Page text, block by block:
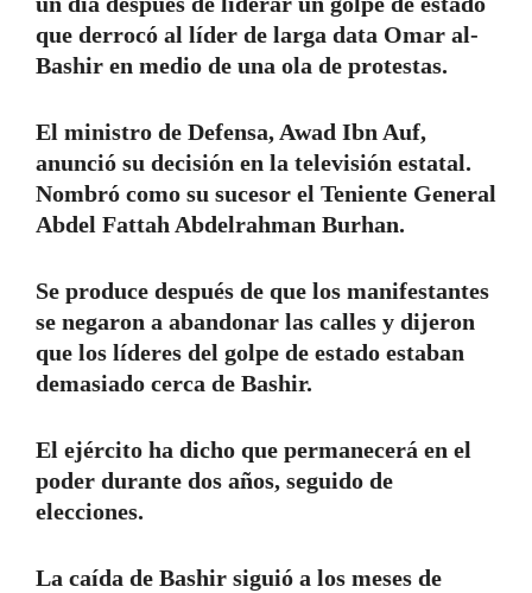
que derrocó al líder de larga data Omar al-
Bashir en medio de una ola de protestas.
El ministro de Defensa, Awad Ibn Auf,
anunció su decisión en la televisión estatal.
Nombró como su sucesor el Teniente General
Abdel Fattah Abdelrahman Burhan.
Se produce después de que los manifestantes
se negaron a abandonar las calles y dijeron
que los líderes del golpe de estado estaban
demasiado cerca de Bashir.
El ejército ha dicho que permanecerá en el
poder durante dos años, seguido de
elecciones.
La caída de Bashir siguió a los meses de